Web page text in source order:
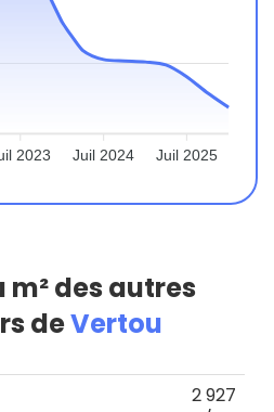
2023 Juil 2024 Juil 2025
m² des autres
deVertou
2 927